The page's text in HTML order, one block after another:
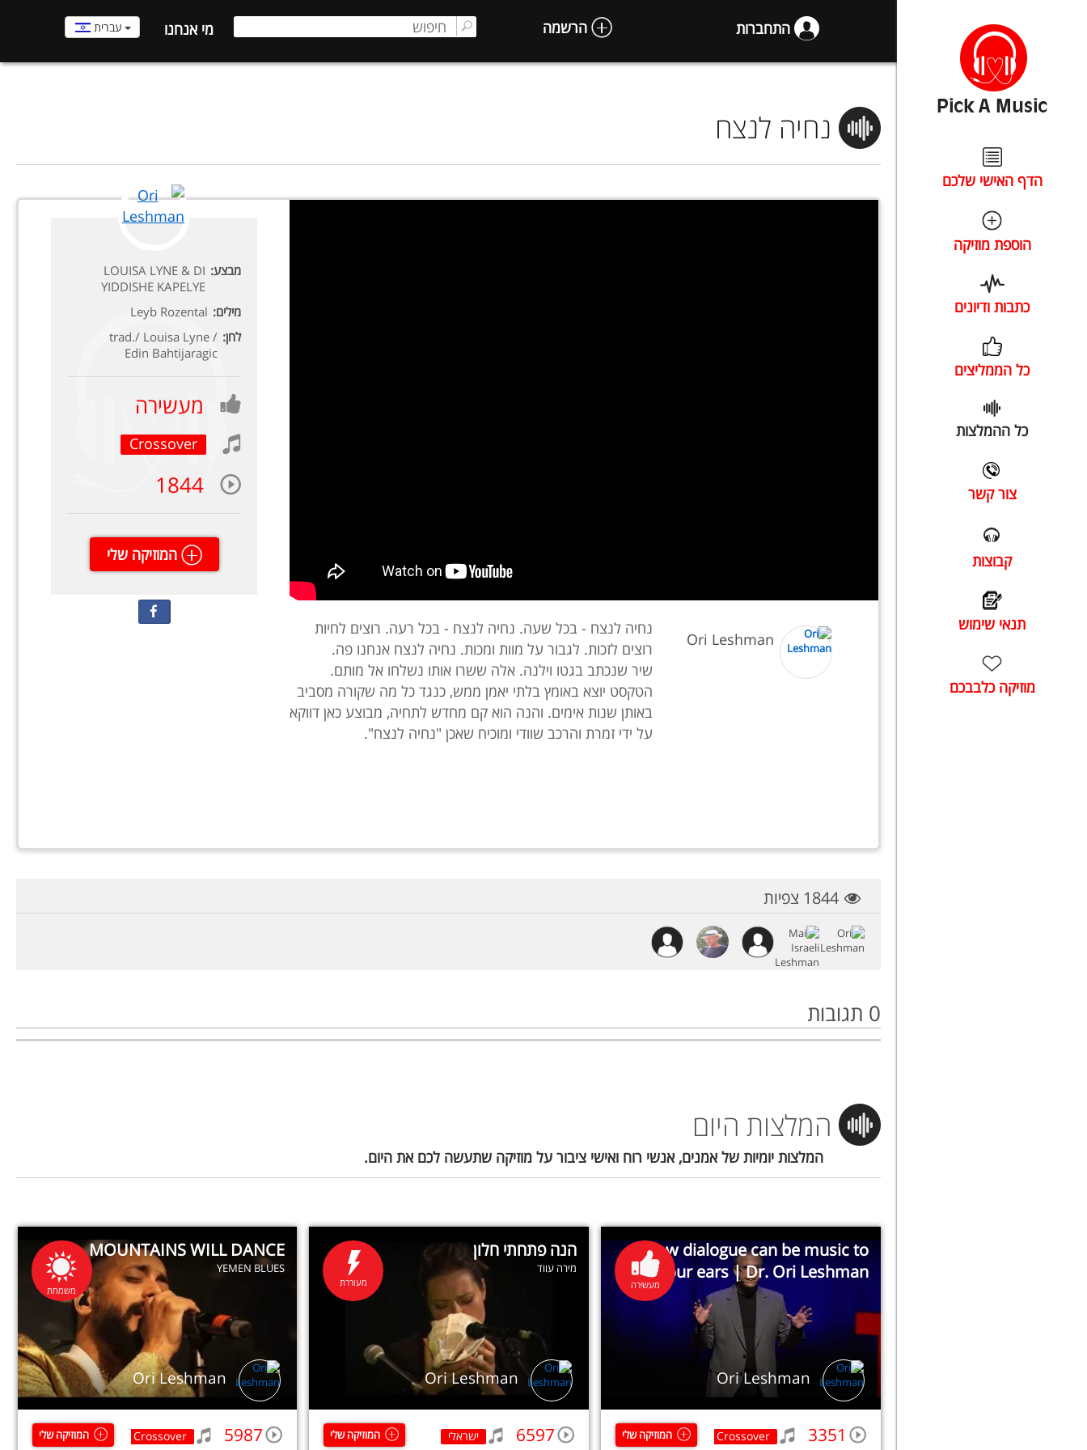
הדף האישי שלכם
הוספת מוזיקה
כתבות ודיונים
כל הממליצים
כל ההמלצות
צור קשר
קבוצות
תנאי שימוש
מוזיקה כלבבכם
התחברות הרשמה מי אנחנו עברית
נחיה לנצח
Ori Leshman
נחיה לנצח - בכל שעה. נחיה לנצח - בכל רעה. רוצים לחיות
רוצים לזכות. לגבור על מוות ומכות. נחיה לנצח אנחנו פה.
שיר שנכתב בגטו וילנה. אלה ששרו אותו נשלחו אל מותם.
הטקסט יוצא באומץ בלתי יאמן ממש, כנגד כל מה שקורה מסביב
באותן שנות אימים. והנה הוא קם מחדש לתחיה, מבוצע כאן דווקא
על ידי זמרת והרכב שוודי ומוכיח שאכן "נחיה לנצח".
מבצע: LOUISA LYNE & DI
YIDDISHE KAPELYE
מילים: Leyb Rozental
לחן: trad./ Louisa Lyne /
Edin Bahtijaragic
מעשירה
Crossover
1844
המוזיקה שלי
1844 צפיות
0 תגובות
המלצות היום
המלצות יומיות של אמנים, אנשי רוח ואישי ציבור על מוזיקה שתעשה לכם את היום.
How dialogue can be music to
your ears | Dr. Ori Leshman
מעשירה
Ori Leshman
3351
Crossover המוזיקה שלי
הנה פתחתי חלון
מירה עווד
מעוררת
Ori Leshman
6597 ישראלי המוזיקה שלי
MOUNTAINS WILL DANCE
YEMEN BLUES
משמחת
Ori Leshman
5987
Crossover המוזיקה שלי